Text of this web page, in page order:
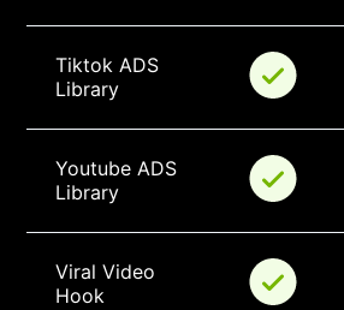
Tiktok ADS
Library
Youtube ADS
Library
Viral Video
Hook